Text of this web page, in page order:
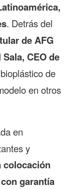
. Detrás del
de AFG
CEO de
de
en otros
en
y
colocación
garantía